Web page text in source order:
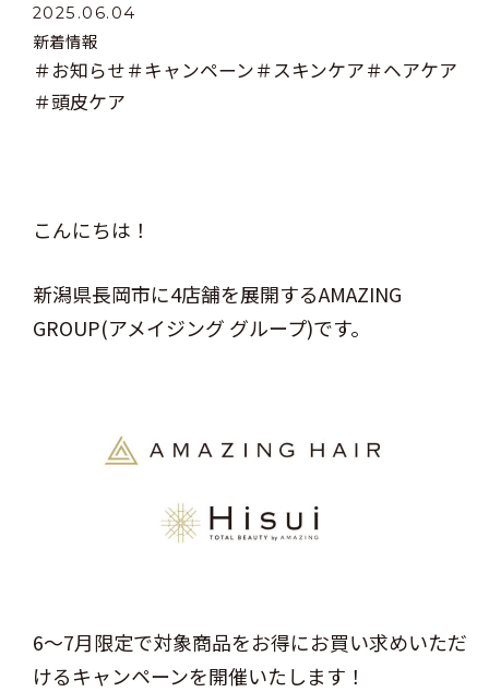
2025.06.04
新着情報
＃お知らせ＃キャンペーン＃スキンケア＃ヘアケア
＃頭皮ケア
こんにちは！
新潟県長岡市に4店舗を展開するAMAZING
GROUP(アメイジング グループ)です。
6～7月限定で対象商品をお得にお買い求めいただ
けるキャンペーンを開催いたします！